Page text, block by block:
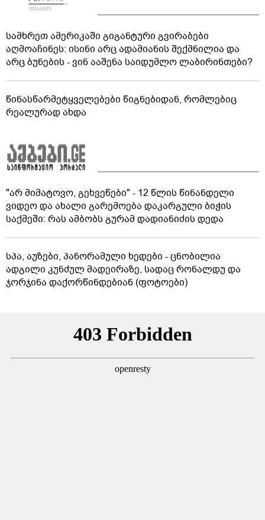
სამხრეთ ამერიკაში გიგანტური გვირაბები
აღმოაჩინეს: ისინი არც ადამიანის შექმნილია და
არც ბუნების - ვინ ააშენა საიდუმლო ლაბირინთები?
წინასწარმეტყველებები წიგნებიდან, რომლებიც
რეალურად ახდა
"არ მიმატოვო, გეხვეწები" - 12 წლის წინანდელი
ვიდეო და ახალი გარემოება დაკარგული ბიჭის
საქმეში: რას ამბობს გურამ დადიანიძის დედა
სპა, აუზები, პანორამული ხედები - ცნობილია
ადგილი კუნძულ მადეირაზე, სადაც რონალდუ და
ჯორჯინა დაქორწინდებიან (ფოტოები)